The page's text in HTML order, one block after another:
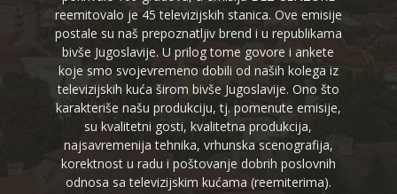
reemitovalo je 45 televizijskih stanica. Ove emisije
postale su naš prepoznatljiv brend i u republikama
bivše Jugoslavije. U prilog tome govore i ankete
koje smo svojevremeno dobili od naših kolega iz
televizijskih kuća širom bivše Jugoslavije. Ono što
karakteriše našu produkciju, tj. pomenute emisije,
su kvalitetni gosti, kvalitetna produkcija,
najsavremenija tehnika, vrhunska scenografija,
korektnost u radu i poštovanje dobrih poslovnih
odnosa sa televizijskim kućama (reemiterima).